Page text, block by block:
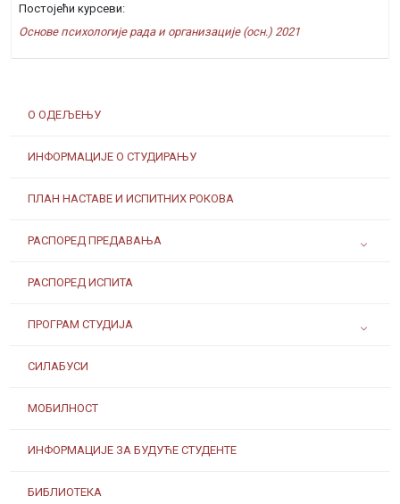
О ОДЕЉЕЊУ
ИНФОРМАЦИЈЕ О СТУДИРАЊУ
ПЛАН НАСТАВЕ И ИСПИТНИХ РОКОВА
РАСПОРЕД ПРЕДАВАЊА
РАСПОРЕД ИСПИТА
ПРОГРАМ СТУДИЈА
СИЛАБУСИ
МОБИЛНОСТ
ИНФОРМАЦИЈЕ ЗА БУДУЋЕ СТУДЕНТЕ
БИБЛИОТЕКА
Постојећи курсеви:
Основе психологије рада и организације (осн.) 2021